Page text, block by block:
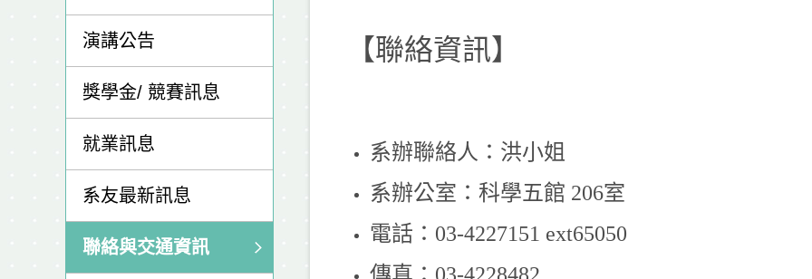
演講公告
獎學金/ 競賽訊息
就業訊息
系友最新訊息
聯絡與交通資訊
【聯絡資訊】
系辦聯絡人：洪小姐
系辦公室：科學五館 206室
電話：03-4227151 ext65050